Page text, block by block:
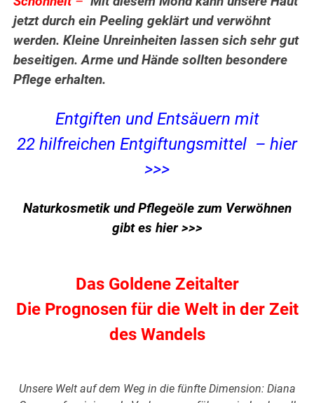
jetzt durch ein Peeling geklärt und verwöhnt
werden. Kleine Unreinheiten lassen sich sehr gut
beseitigen. Arme und Hände sollten besondere
Pflege erhalten.
Entgiften und Entsäuern mit
22 hilfreichen Entgiftungsmittel – hier
>>>
Naturkosmetik und Pflegeöle zum Verwöhnen
gibt es hier >>>
Das Goldene Zeitalter
Die Prognosen für die Welt in der Zeit
des Wandels
Unsere Welt auf dem Weg in die fünfte Dimension: Diana